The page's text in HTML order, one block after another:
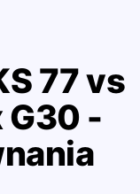
77 vs
G30 -